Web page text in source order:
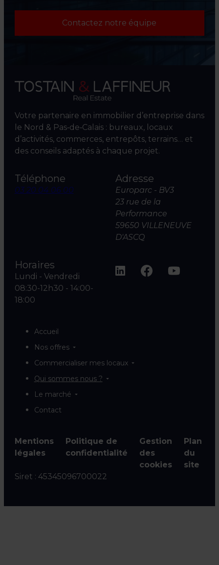
Contactez notre équipe
Votre partenaire en immobilier d’entreprise dans
le Nord & Pas‑de‑Calais : bureaux, locaux
d’activités, commerces, entrepôts, terrains… et
des conseils adaptés à chaque projet.
Téléphone
03 20 04 06 00
Adresse
Europarc - BV3
23 rue de la
Performance
59650 VILLENEUVE
D'ASCQ
Horaires
Lundi - Vendredi
08:30-12h30 - 14:00-
18:00
Accueil
Nos offres
Commercialiser mes locaux
Qui sommes nous ?
Le marché
Contact
Mentions
légales
Politique de
confidentialité
Gestion
des
cookies
Plan
du
site
Siret : 45345096700022